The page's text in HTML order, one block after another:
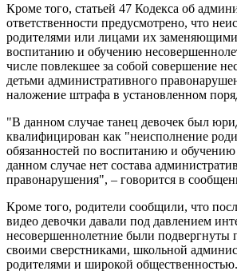
Кроме того, статьей 47 Кодекса об
ответственности предусмотрено, что
родителями или лицами их
воспитанию и обучению
числе повлекшее за собой совершение
детьми административного
наложение штрафа в установленном
"В данном случае танец девочек был
квалифицирован как "неисполнение
обязанностей по воспитанию и обучению
данном случае нет состава
правонарушения", – говорится в
Кроме того, родители сообщили, что
видео девочки давали под давлением
несовершеннолетние были подвергнуты
своими сверстниками, школьной
родителями и широкой общественностью.